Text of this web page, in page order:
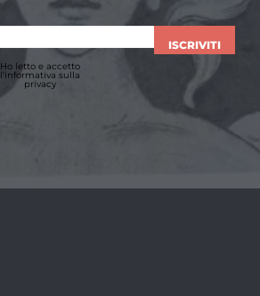
ISCRIVITI
Ho letto e accetto
l'informativa sulla
privacy